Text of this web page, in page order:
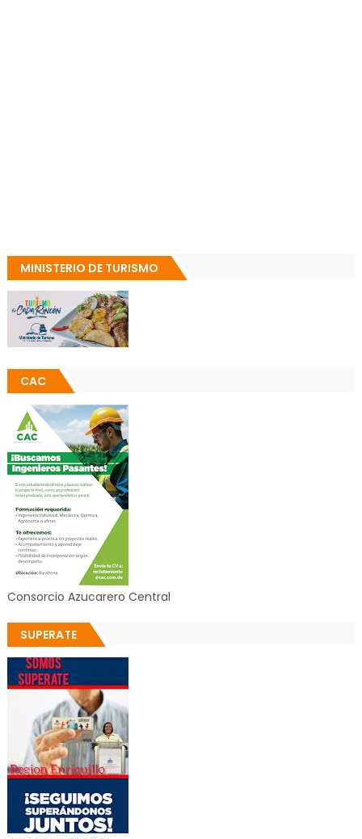
MINISTERIO DE TURISMO
CAC
Consorcio Azucarero Central
SUPERATE